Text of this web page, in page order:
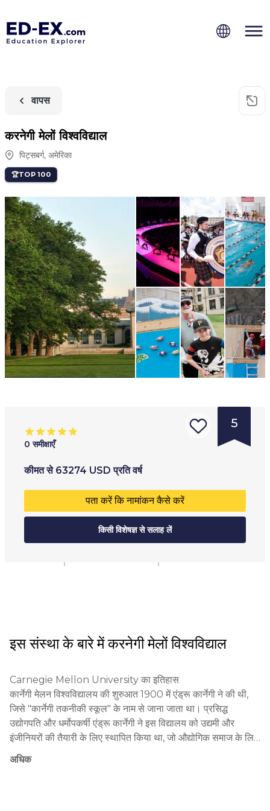
वापस
करनेगी मेलों विश्वविद्याल
पिट्सबर्ग, अमेरिका
TOP 100
5
0 समीक्षाएँ
कीमत से 63274 USD प्रति वर्ष
पता करें कि नामांकन कैसे करें
किसी विशेषज्ञ से सलाह लें
संस्था
विश्ववि
आयु सीमा:
18+
सह-शैक्षिक निजी स्कूल
इस संस्था के बारे में करनेगी मेलों विश्वविद्याल
Carnegie Mellon University का इतिहास
कार्नेगी मेलन विश्वविद्यालय की शुरुआत 1900 में एंड्रू कार्नेगी ने की थी,
जिसे "कार्नेगी तकनीकी स्कूल" के नाम से जाना जाता था। प्रसिद्ध
उद्योगपति और धर्मोपकर्षी एंड्रू कार्नेगी ने इस विद्यालय को उद्यमी और
इंजीनियरों की तैयारी के लिए स्थापित किया था, जो औद्योगिक समाज के लिए
था।
अधिक